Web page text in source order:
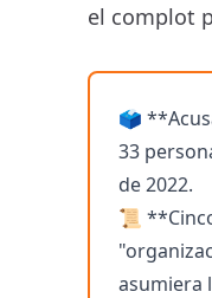
el complot
🗳️
33
de 2022.
📜
asumiera